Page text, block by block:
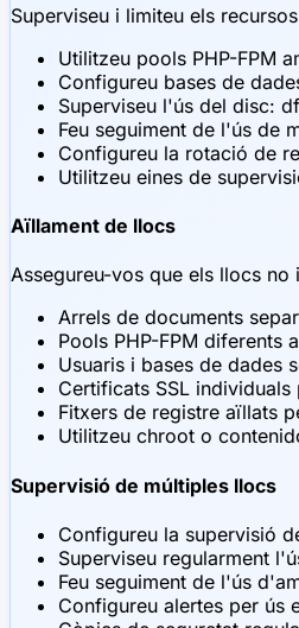
Superviseu i limiteu els
Utilitzeu pools PHP-FPM
Configureu bases de
Superviseu l'ús del disc:
Feu seguiment de l'ús de
Configureu la rotació de
Utilitzeu eines de
Aïllament de llocs
Assegureu-vos que els llocs no
Arrels de documents
Pools PHP-FPM diferents
Usuaris i bases de dades
Certificats SSL individuals
Fitxers de registre aïllats
Utilitzeu chroot o
Supervisió de múltiples llocs
Configureu la supervisió
Superviseu regularment
Feu seguiment de l'ús
Configureu alertes per ús